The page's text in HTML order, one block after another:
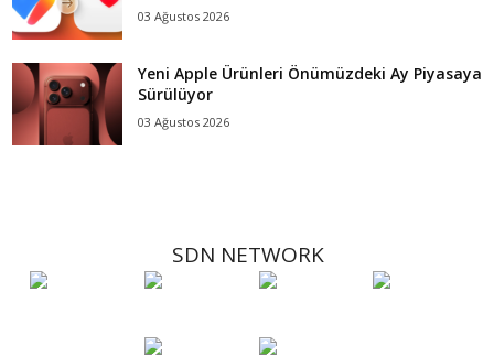
03 Ağustos 2026
Yeni Apple Ürünleri Önümüzdeki Ay Piyasaya
Sürülüyor
03 Ağustos 2026
SDN NETWORK